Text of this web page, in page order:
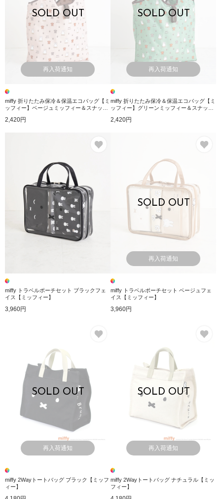
SOLD OUT
再入荷通知
miffy 折りたたみ保冷＆保温エコバッグ【ミ
ッフィー】ベージュミッフィー＆スナッフ
2,420円
SOLD OUT
再入荷通知
miffy 折りたたみ保冷＆保温エコバッグ【ミ
ッフィー】グリーンミッフィー＆スナッフ
2,420円
miffy トラベルポーチセット ブラックフェ
イス【ミッフィー】
3,960円
SOLD OUT
再入荷通知
miffy トラベルポーチセット ベージュフェ
イス【ミッフィー】
3,960円
SOLD OUT
再入荷通知
miffy 2Wayトートバッグ ブラック【ミッフ
ィー】
SOLD OUT
再入荷通知
miffy 2Wayトートバッグ ナチュラル【ミッ
フィー】